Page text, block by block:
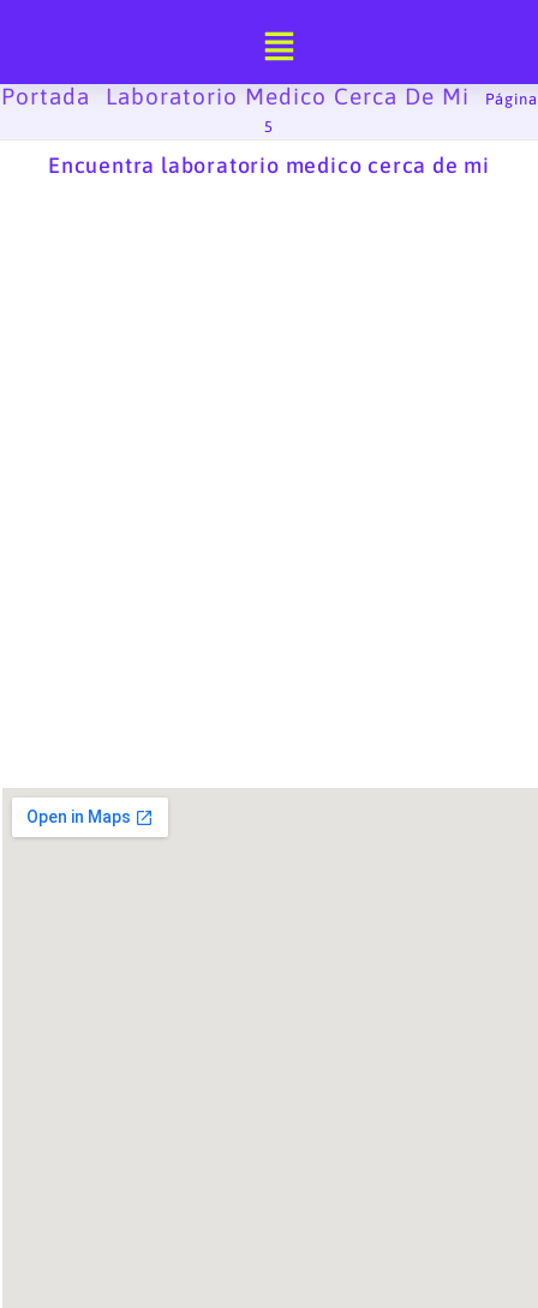
Portada
Laboratorio Medico Cerca De Mi
Página
5
Encuentra laboratorio medico cerca de mi